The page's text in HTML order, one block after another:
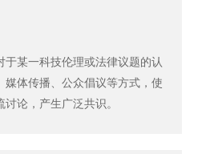
某一科技伦理或法律议题的认
体传播、公众倡议等方式，使
论，产生广泛共识。